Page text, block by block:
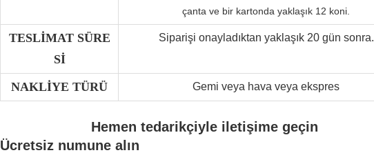
çanta ve bir kartonda yaklaşık 12 koni.
TESLİMAT SÜRE
Sİ
Siparişi onayladıktan yaklaşık 20 gün sonra.
NAKLİYE TÜRÜ Gemi veya hava veya ekspres
Hemen tedarikçiyle iletişime geçin
Ücretsiz numune alın